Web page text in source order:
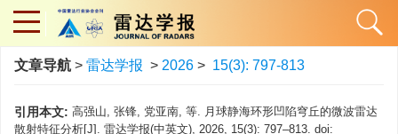
文章导航 > 雷达学报 > 2026 > 15(3): 797-813
引用本文: 高强山, 张锋, 党亚南, 等. 月球静海环形凹陷穹丘的微波雷达
散射特征分析[J]. 雷达学报(中英文), 2026, 15(3): 797–813. doi: